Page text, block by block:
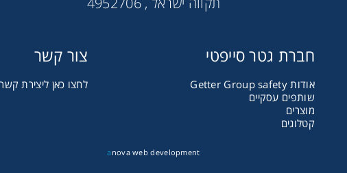
חברת גטר סייפטי
אודות Getter Group safety
שותפים עסקיים
מוצרים
קטלוגים
צור קשר
לחצו כאן ליצירת קשר
a nova web development